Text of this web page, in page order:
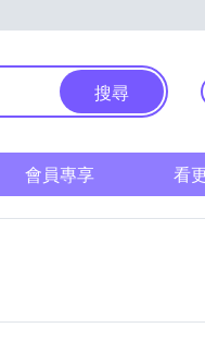
搜尋
會員專享 看